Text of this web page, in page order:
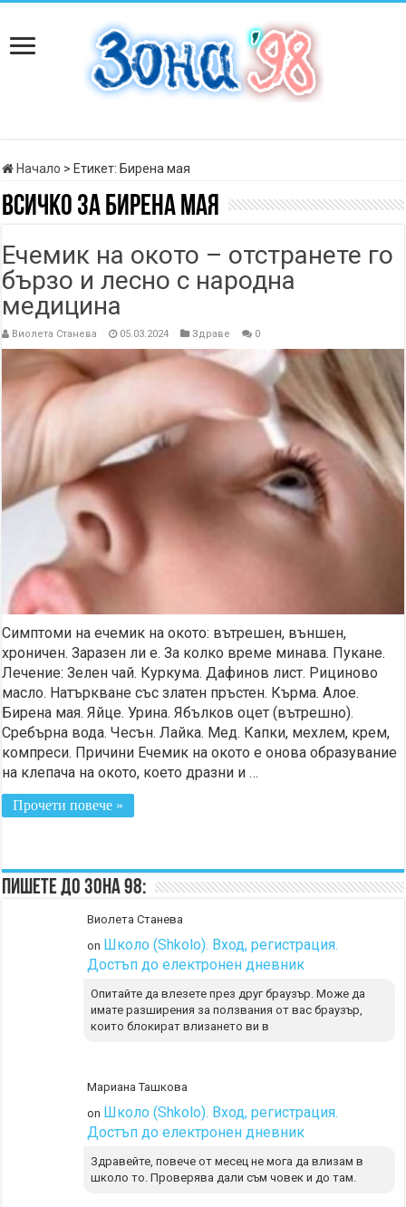
Начало > Етикет: Бирена мая
Всичко заБирена мая
Ечемик на окото – отстранете го
бързо и лесно с народна
медицина
Виолета Станева 05.03.2024 Здраве 0
Симптоми на ечемик на окото: вътрешен, външен,
хроничен. Заразен ли е. За колко време минава. Пукане.
Лечение: Зелен чай. Куркума. Дафинов лист. Рициново
масло. Натъркване със златен пръстен. Кърма. Алое.
Бирена мая. Яйце. Урина. Ябълков оцет (вътрешно).
Сребърна вода. Чесън. Лайка. Мед. Капки, мехлем, крем,
компреси. Причини Ечемик на окото е онова образувание
на клепача на окото, което дразни и …
Прочети повече »
Пишете до Зона 98:
Виолета Станева
on Школо (Shkolo). Вход, регистрация.
Достъп до електронен дневник
Опитайте да влезете през друг браузър. Може да
имате разширения за ползвания от вас браузър,
които блокират влизането ви в
Мариана Ташкова
on Школо (Shkolo). Вход, регистрация.
Достъп до електронен дневник
Здравейте, повече от месец не мога да влизам в
школо то. Проверява дали съм човек и до там.